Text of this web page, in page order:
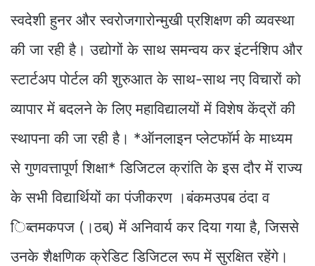
स्वदेशी हुनर और स्वरोजगारोन्मुखी प्रशिक्षण की व्यवस्था
की जा रही है। उद्योगों के साथ समन्वय कर इंटर्नशिप और
स्टार्टअप पोर्टल की शुरुआत के साथ-साथ नए विचारों को
व्यापार में बदलने के लिए महाविद्यालयों में विशेष केंद्रों की
स्थापना की जा रही है। *ऑनलाइन प्लेटफॉर्म के माध्यम
से गुणवत्तापूर्ण शिक्षा* डिजिटल क्रांति के इस दौर में राज्य
के सभी विद्यार्थियों का पंजीकरण ।बंकमउपब ठंदा व
िब्तमकपज (।ठब्) में अनिवार्य कर दिया गया है, जिससे
उनके शैक्षणिक क्रेडिट डिजिटल रूप में सुरक्षित रहेंगे।